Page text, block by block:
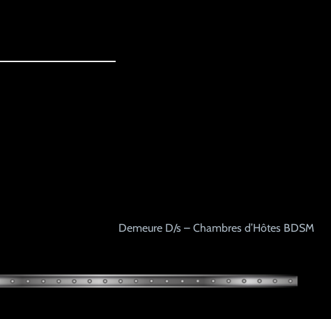
Demeure D/s – Chambres d’Hôtes BDSM